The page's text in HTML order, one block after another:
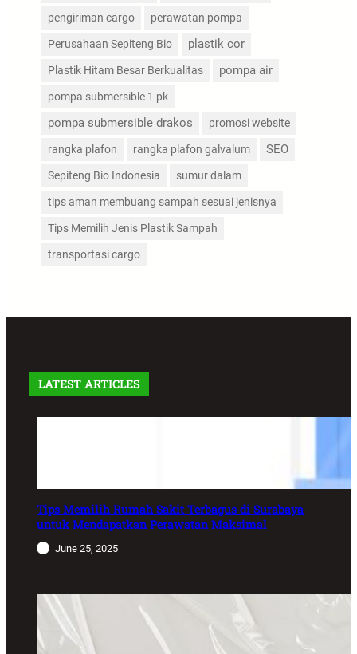
pengiriman cargo perawatan pompa
Perusahaan Sepiteng Bio plastik cor
Plastik Hitam Besar Berkualitas pompa air
pompa submersible 1 pk
pompa submersible drakos promosi website
rangka plafon rangka plafon galvalum SEO
Sepiteng Bio Indonesia sumur dalam
tips aman membuang sampah sesuai jenisnya
Tips Memilih Jenis Plastik Sampah
transportasi cargo
LATEST ARTICLES
Tips Memilih Rumah Sakit Terbagus di Surabaya
untuk Mendapatkan Perawatan Maksimal
June 25, 2025